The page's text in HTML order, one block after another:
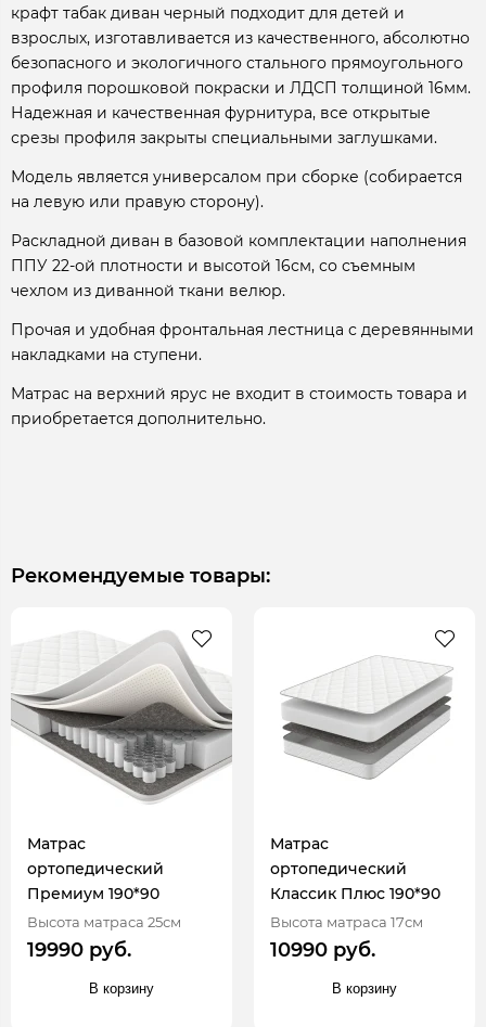
крафт табак диван черный подходит для детей и
взрослых, изготавливается из качественного, абсолютно
безопасного и экологичного стального прямоугольного
профиля порошковой покраски и ЛДСП толщиной 16мм.
Надежная и качественная фурнитура, все открытые
срезы профиля закрыты специальными заглушками.
Модель является универсалом при сборке (собирается
на левую или правую сторону).
Раскладной диван в базовой комплектации наполнения
ППУ 22-ой плотности и высотой 16см, со съемным
чехлом из диванной ткани велюр.
Прочая и удобная фронтальная лестница с деревянными
накладками на ступени.
Матрас на верхний ярус не входит в стоимость товара и
приобретается дополнительно.
Рекомендуемые товары:
Матрас
ортопедический
Премиум 190*90
Высота матраса 25см
19990 руб.
В корзину
Матрас
ортопедический
Классик Плюс 190*90
Высота матраса 17см
10990 руб.
В корзину